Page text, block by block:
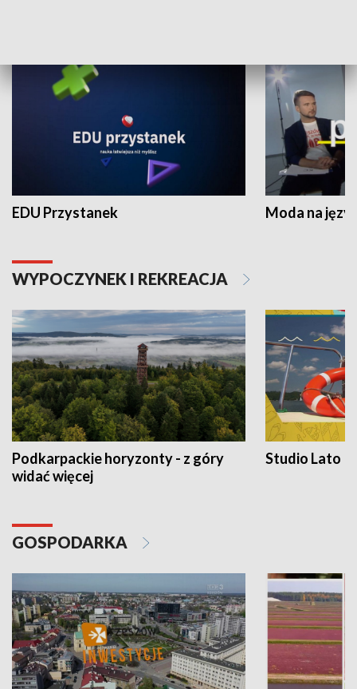
EDU Przystanek Moda na
WYPOCZYNEK I REKREACJA
Podkarpackie horyzonty - z góry
widać więcej
Studio Lato
GOSPODARKA